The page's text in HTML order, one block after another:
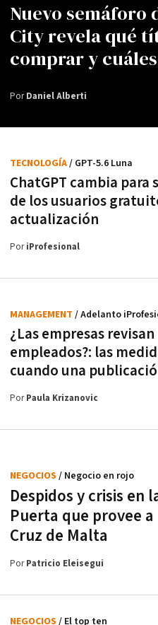
Nuevo semáforo
City revela qué
comprar y
PorDaniel Alberti
ChatGPT cambia
de los usuarios
actualización
TECNOLOGÍA/ GPT-5.6 Luna
PoriProfesional
¿Las empresas
empleados?: las
cuando una
MANAGEMENT / Adelanto
PorPaula Krizanovic
Despidos y crisis en
Puerta que provee
Cruz de Malta
NEGOCIOS / Negocio en rojo
PorPatricio Eleisegui
NEGOCIOS / El top ten